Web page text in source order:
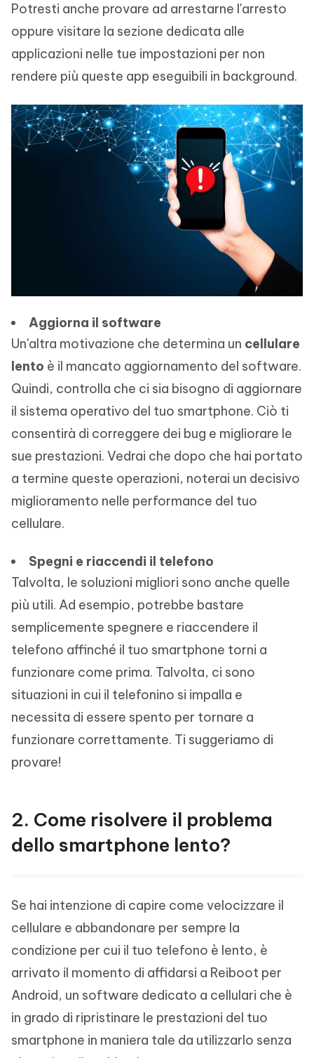
Potresti anche provare ad arrestarne l'arresto
oppure visitare la sezione dedicata alle
applicazioni nelle tue impostazioni per non
rendere più queste app eseguibili in background.
Aggiorna il software
Un'altra motivazione che determina un cellulare
lento è il mancato aggiornamento del software.
Quindi, controlla che ci sia bisogno di aggiornare
il sistema operativo del tuo smartphone. Ciò ti
consentirà di correggere dei bug e migliorare le
sue prestazioni. Vedrai che dopo che hai portato
a termine queste operazioni, noterai un decisivo
miglioramento nelle performance del tuo
cellulare.
Spegni e riaccendi il telefono
Talvolta, le soluzioni migliori sono anche quelle
più utili. Ad esempio, potrebbe bastare
semplicemente spegnere e riaccendere il
telefono affinché il tuo smartphone torni a
funzionare come prima. Talvolta, ci sono
situazioni in cui il telefonino si impalla e
necessita di essere spento per tornare a
funzionare correttamente. Ti suggeriamo di
provare!
2. Come risolvere il problema
dello smartphone lento?
Se hai intenzione di capire come velocizzare il
cellulare e abbandonare per sempre la
condizione per cui il tuo telefono è lento, è
arrivato il momento di affidarsi a Reiboot per
Android, un software dedicato a cellulari che è
in grado di ripristinare le prestazioni del tuo
smartphone in maniera tale da utilizzarlo senza